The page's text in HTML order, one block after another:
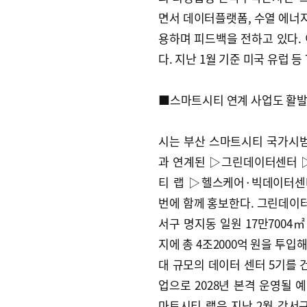
면서 데이터플랫폼, 수열 에너
용하며 피드백을 전하고 있다
다. 지난 1월 기준 미국 유럽
■스마트시티 연계 사업도 활발
시는 부산 스마트시티 국가시
과 연계된 ▷그린데이터센터
티 랩 ▷헬스케어·빅데이터
번에 함께 홍보한다. 그린데이
서구 명지동 일원 17만7004
지에 총 4조2000억 원을 투입
대 규모의 데이터 센터 5기를
업으로 2028년 본격 운영될